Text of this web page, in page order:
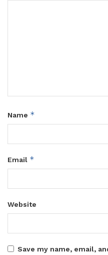
Name *
Email *
Website
Save my name, email,